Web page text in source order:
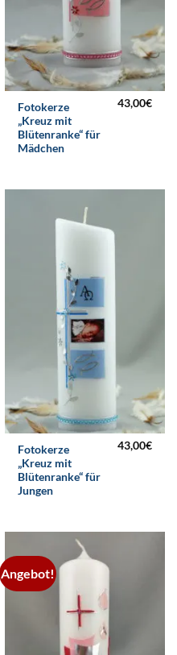
Fotokerze
„Kreuz mit
Blütenranke“ für
Mädchen
43,00€
Fotokerze
„Kreuz mit
Blütenranke“ für
Jungen
43,00€
Angebot!